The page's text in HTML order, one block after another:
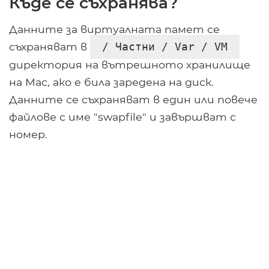
Данните за виртуалната памет се
съхраняват в
/ Частни / Var / VM
директория на вътрешното хранилище
на Mac, ако е била заредена на диск.
Данните се съхраняват в един или повече
файлове с име "swapfile" и завършват с
номер.